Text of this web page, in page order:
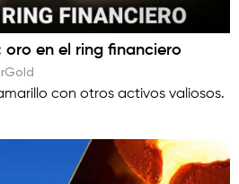
oro en el ring financiero
con otros activos valiosos.